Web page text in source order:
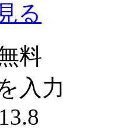
る
料
入力